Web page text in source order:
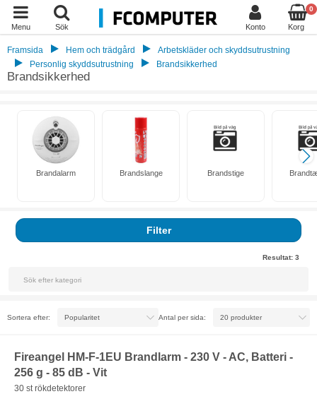
Menu Sök Konto
0
Korg
Framsida Hem och trädgård
Arbetskläder och skyddsutrustning
Personlig skyddsutrustning
Brandsikkerhed
Brandsikkerhed
Brandalarm Brandslange Brandstige
Filter
Resultat: 3
Sortera efter: Antal per sida:
Fireangel HM-F-1EU Brandlarm - 230 V - AC, Batteri -
256 g - 85 dB - Vit
30 st rökdetektorer